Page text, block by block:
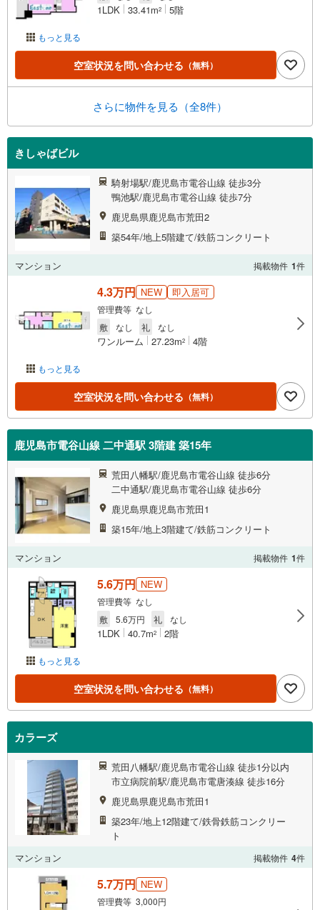
もっと見る
1LDK 33.41m2 5階
空室状況を問い合わせる （無料）
さらに物件を見る（全8件）
きしゃばビル
騎射場駅/鹿児島市電谷山線 徒歩3分
鴨池駅/鹿児島市電谷山線 徒歩7分
鹿児島県鹿児島市荒田2
築54年/地上5階建て/鉄筋コンクリート
マンション 掲載物件 1件
もっと見る
4.3万円 NEW 即入居可
管理費等 なし
敷
なし 礼 なし
ワンルーム 27.23m2 4階
空室状況を問い合わせる （無料）
鹿児島市電谷山線 二中通駅 3階建 築15年
荒田八幡駅/鹿児島市電谷山線 徒歩6分
二中通駅/鹿児島市電谷山線 徒歩6分
鹿児島県鹿児島市荒田1
築15年/地上3階建て/鉄筋コンクリート
マンション 掲載物件 1件
もっと見る
5.6万円 NEW
管理費等 なし
敷
5.6万円 礼 なし
1LDK 40.7m2 2階
空室状況を問い合わせる （無料）
カラーズ
荒田八幡駅/鹿児島市電谷山線 徒歩1分以内
市立病院前駅/鹿児島市電唐湊線 徒歩16分
鹿児島県鹿児島市荒田1
築23年/地上12階建て/鉄骨鉄筋コンクリー
ト
マンション
掲載物件 4件
5.7万円 NEW
管理費等 3,000円